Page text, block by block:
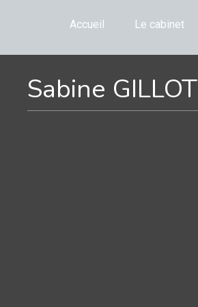
Accueil Le cabinet
Sabine GILLOT